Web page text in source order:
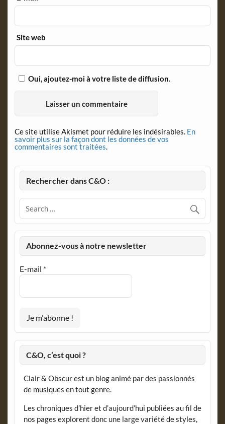
Site web
Oui, ajoutez-moi à votre liste de diffusion.
Ce site utilise Akismet pour réduire les indésirables. En
savoir plus sur la façon dont les données de vos
commentaires sont traitées
Rechercher dans C&O :
Abonnez-vous à notre newsletter
E-mail *
C&O, c’est quoi ?
Clair & Obscur est un blog animé par des passionnés
de musiques en tout genre.
Les chroniques d’hier et d’aujourd’hui publiées au fil de
nos pages explorent donc une large variété de styles,